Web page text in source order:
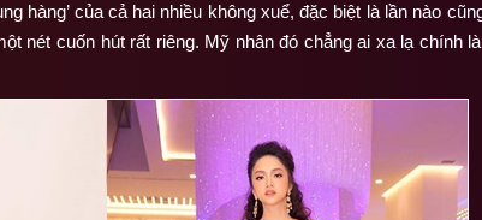
hàng’ của cả hai nhiều không xuể, đặc biệt là lần nào
nét cuốn hút rất riêng. Mỹ nhân đó chẳng ai xa lạ chính là